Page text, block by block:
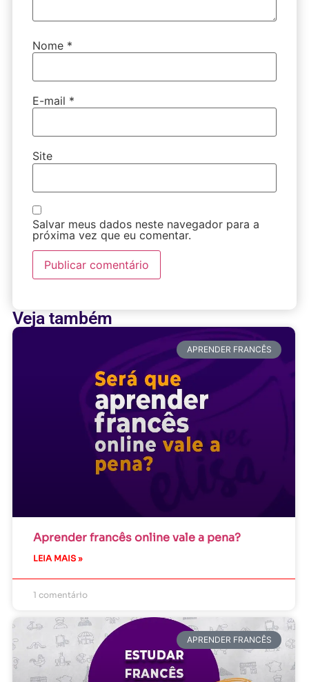
Nome *
E-mail *
Site
Salvar meus dados neste navegador para a
próxima vez que eu comentar.
Veja também
APRENDER FRANCÊS
Aprender francês online vale a pena?
LEIA MAIS »
1 comentário
APRENDER FRANCÊS